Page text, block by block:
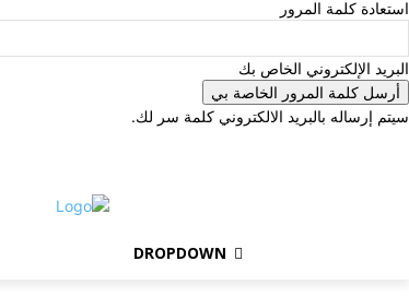
استعادة كلمة المرور
البريد الإلكتروني الخاص بك
سيتم إرساله بالبريد الالكتروني كلمة سر لك.
DROPDOWN